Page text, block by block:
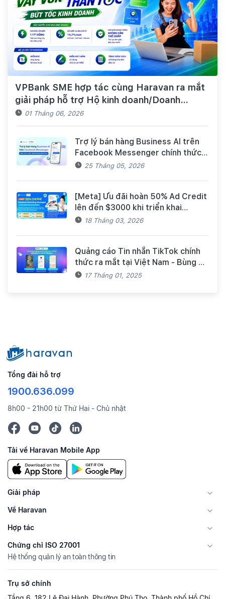
VPBank SME hợp tác cùng Haravan ra mắt
giải pháp hỗ trợ Hộ kinh doanh/Doanh
nghiệp tiếp cận nguồn vốn và quản lý thuế,
hóa đơn điện tử hiệu quả
01 Tháng 06, 2026
Trợ lý bán hàng Business AI trên
Facebook Messenger chính thức
có mặt trên Haravan Harasocial
25 Tháng 05, 2026
[Meta] Ưu đãi hoàn 50% Ad Credit
lên đến $3000 khi triển khai
Facebook Marketing Messages
18 Tháng 03, 2026
Quảng cáo Tin nhắn TikTok chính
thức ra mắt tại Việt Nam - Bùng nổ
doanh số mùa Tết cùng TikTok và
17 Tháng 01, 2025
Tổng đài hỗ trợ
1900.636.099
8h00 - 21h00 từ Thứ Hai - Chủ nhật
Tải về Haravan Mobile App
Giải pháp
Về Haravan
Hợp tác
Chứng chỉ ISO 27001
Hệ thống quản lý an toàn thông tin
Trụ sở chính